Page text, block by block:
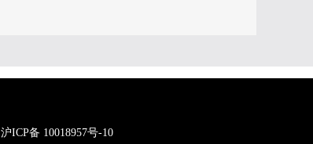
沪ICP备 10018957号-10